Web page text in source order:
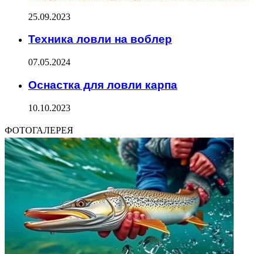
25.09.2023
Техника ловли на воблер
07.05.2024
Оснастка для ловли карпа
10.10.2023
ФОТОГАЛЕРЕЯ